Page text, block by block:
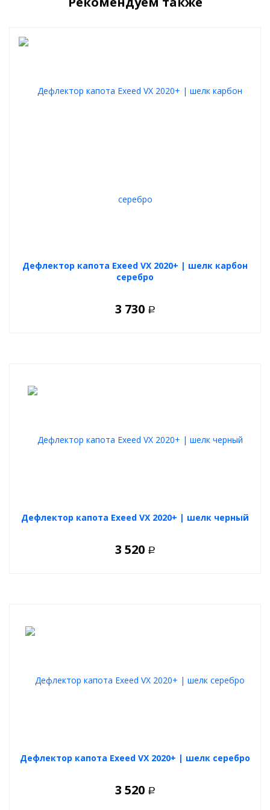
Установите мухобойку и наслаждайтесь чистым лобовым
автомобиля.
Дефлектор капота Exeed VX 2020+ | шелк карбон
серебро
3 730 Р
Дефлектор капота Exeed VX 2020+ | шелк черный
3 520 Р
Дефлектор капота Exeed VX 2020+ | шелк серебро
3 520 Р